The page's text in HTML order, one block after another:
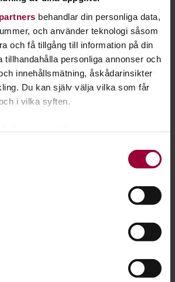
behandlar din personliga data,
och använder teknologi såsom
och få tillgång till information på din
tillhandahålla personliga annonser och
innehållsmätning, åskådarinsikter
Du kan själv välja vilka som får
i vilka syften.
noggrannhet på upp till flera meter
tillbaka ditt samtycke när som
så bra upplevelse som möjligt
och studiecirklar inom
& fundera
med Kvinnokartan
2026-08-22